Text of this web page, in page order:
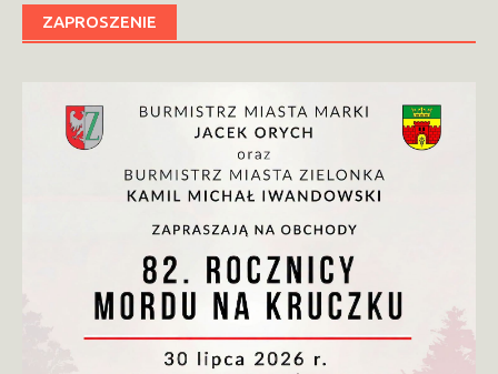
ZAPROSZENIE